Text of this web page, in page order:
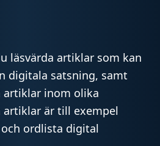
läsvärda artiklar som kan
digitala satsning, samt
artiklar inom olika
artiklar är till exempel
ordlista digital